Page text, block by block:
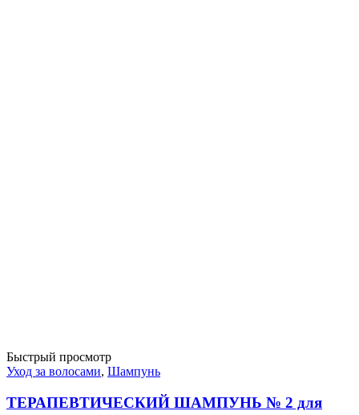
Быстрый просмотр
Уход за волосами, Шампунь
ТЕРАПЕВТИЧЕСКИЙ ШАМПУНЬ № 2 для